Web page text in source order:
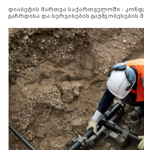
დიაბეტის მართვა საქართველოში -
გაზრდისა და სერვისების გაუმჯობესების